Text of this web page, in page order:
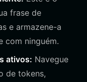
frase de
e armazene-a
com ninguém.
ativos: Navegue
de tokens,